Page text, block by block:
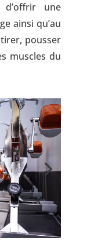
d’offrir une
ainsi qu’au
pousser
muscles du